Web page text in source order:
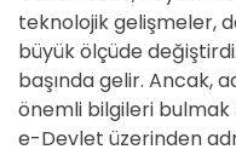
teknolojik gelişmeler,
büyük ölçüde
başında gelir. Ancak,
önemli bilgileri bulmak
e-Devlet üzerinden